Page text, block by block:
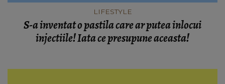
LIFESTYLE
S-a inventat o pastila care ar putea inlocui
injectiile! Iata ce presupune aceasta!